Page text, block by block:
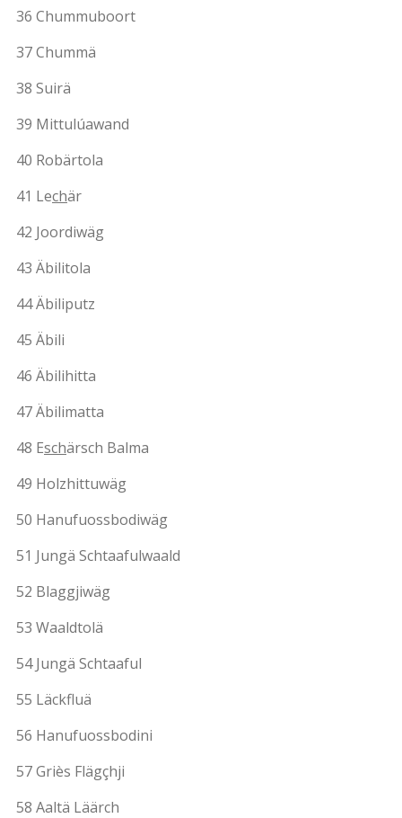
36 Chummuboort
37 Chummä
38 Suirä
39 Mittulúawand
40 Robärtola
41 Lechär
42 Joordiwäg
43 Äbilitola
44 Äbiliputz
45 Äbili
46 Äbilihitta
47 Äbilimatta
48 Eschärsch Balma
49 Holzhittuwäg
50 Hanufuossbodiwäg
51 Jungä Schtaafulwaald
52 Blaggjiwäg
53 Waaldtolä
54 Jungä Schtaaful
55 Läckfluä
56 Hanufuossbodini
57 Griès Flägçhji
58 Aaltä Läärch